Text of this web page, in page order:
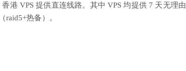
香港 VPS 提供直连线路。其中 VPS 均提供 7 天无理由
热备）。